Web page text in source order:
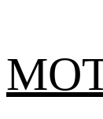
содержимому